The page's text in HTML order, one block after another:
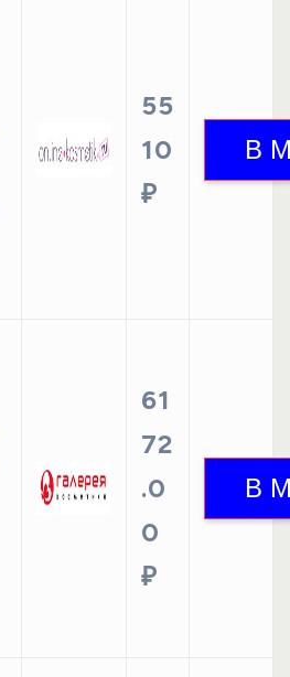
55
10
₽
61
72
.0
0
₽